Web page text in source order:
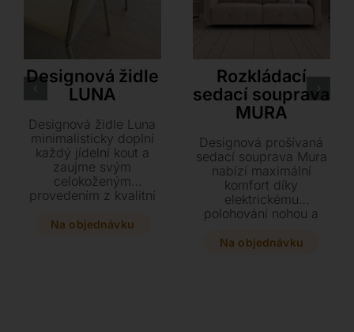
Designová židle
LUNA
Designová židle Luna
minimalisticky doplní
každý jídelní kout a
zaujme svým
celokoženým
provedením z kvalitní
variantu s područkami
Na objednávku
Rozkládací
sedací souprava
MURA
Designová prošívaná
sedací souprava Mura
nabízí maximální
komfort díky
elektrickému
polohování nohou a
hypoalergenní matraci
Na objednávku